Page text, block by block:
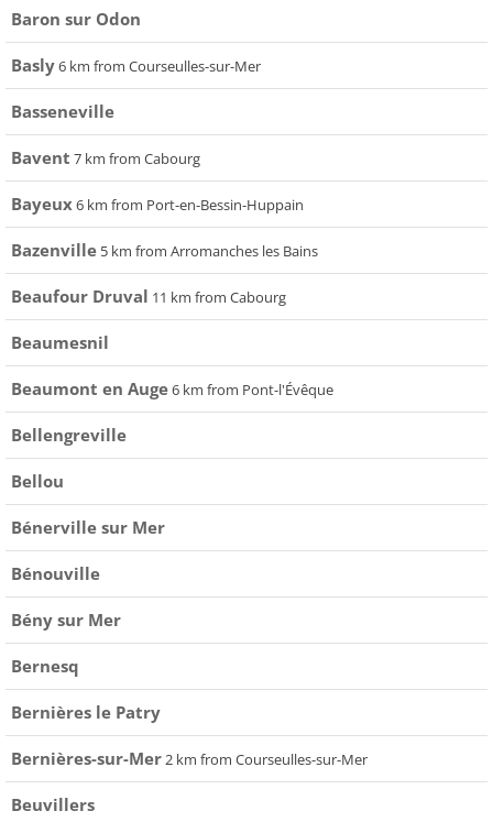
Baron sur Odon
Basly6 km from Courseulles-sur-Mer
Basseneville
Bavent 7 km from Cabourg
Bayeux6 km from Port-en-Bessin-Huppain
Bazenville 5 km from Arromanches les Bains
Beaufour Druval 11 km from Cabourg
Beaumesnil
Beaumont en Auge6 km from Pont-l'Évêque
Bellengreville
Bellou
Bénerville sur Mer
Bénouville
Bény sur Mer
Bernesq
Bernières le Patry
Bernières-sur-Mer2 km from Courseulles-sur-Mer
Beuvillers